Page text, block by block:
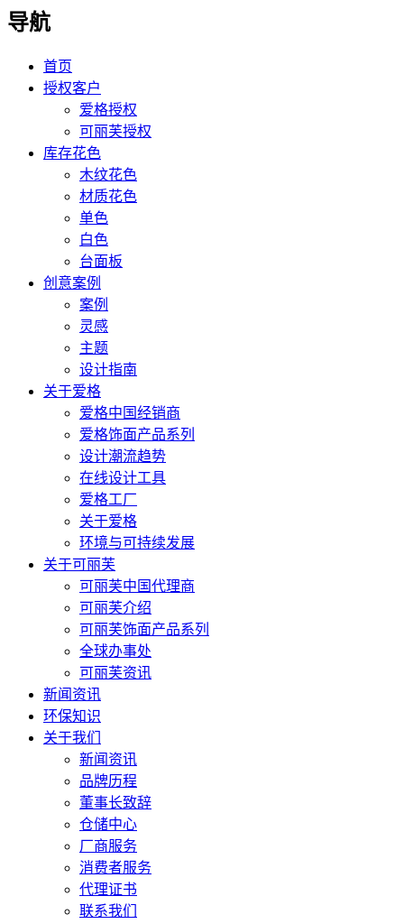
导航
首页
授权客户
爱格授权
可丽芙授权
库存花色
木纹花色
材质花色
单色
白色
台面板
创意案例
案例
灵感
主题
设计指南
关于爱格
爱格中国经销商
爱格饰面产品系列
设计潮流趋势
在线设计工具
爱格工厂
关于爱格
环境与可持续发展
关于可丽芙
可丽芙中国代理商
可丽芙介绍
可丽芙饰面产品系列
全球办事处
可丽芙资讯
新闻资讯
环保知识
关于我们
新闻资讯
品牌历程
董事长致辞
仓储中心
厂商服务
消费者服务
代理证书
联系我们